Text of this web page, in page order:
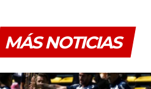
MÁS NOTICIAS